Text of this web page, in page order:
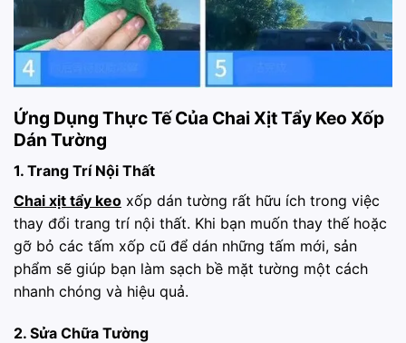
Ứng Dụng Thực Tế Của Chai Xịt Tẩy Keo Xốp
Dán Tường
1. Trang Trí Nội Thất
Chai xịt tẩy keo xốp dán tường rất hữu ích trong việc
thay đổi trang trí nội thất. Khi bạn muốn thay thế hoặc
gỡ bỏ các tấm xốp cũ để dán những tấm mới, sản
phẩm sẽ giúp bạn làm sạch bề mặt tường một cách
nhanh chóng và hiệu quả.
2. Sửa Chữa Tường